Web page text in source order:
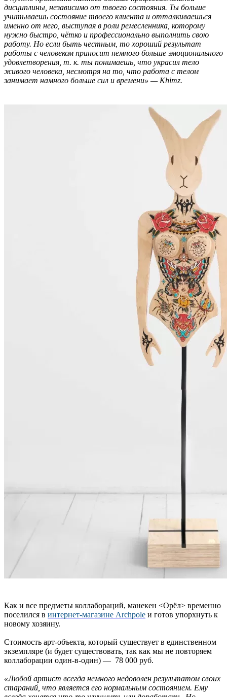
дисциплины, независимо от твоего состояния. Ты больше
учитываешь состояние твоего клиента и отталкиваешься
именно от него, выступая в роли ремесленника, которому
нужно быстро, чётко и профессионально выполнить свою
работу. Но если быть честным, то хороший результат
работы с человеком приносит немного больше эмоционального
удовлетворения, т. к. ты понимаешь, что украсил тело
живого человека, несмотря на то, что работа с телом
занимает намного больше сил и времени» — Khimz.
Как и все предметы коллабораций, манекен <Орёл> временно
поселился в интернет-магазине Archpole и готов упорхнуть к
новому хозяину.
Стоимость арт-объекта, который существует в единственном
экземпляре (и будет существовать, так как мы не повторяем
коллаборации один-в-один) — 78 000 руб.
«Любой артист всегда немного недоволен результатом своих
стараний, что является его нормальным состоянием. Ему